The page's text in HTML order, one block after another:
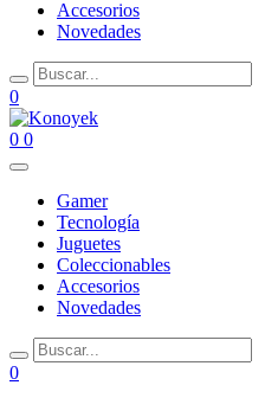
Accesorios
Novedades
0
0 0
Gamer
Tecnología
Juguetes
Coleccionables
Accesorios
Novedades
0